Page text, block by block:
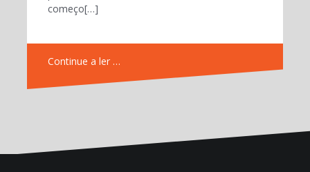
começo[…]
Continue a ler …